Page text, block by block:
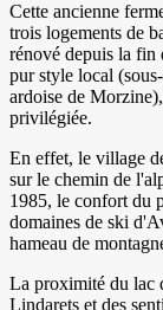
Cette ancienne
trois logements de
rénové depuis la fin
pur style local
ardoise de
privilégiée.
En effet, le village
sur le chemin de
1985, le confort du
domaines de ski
hameau de
La proximité du lac
Lindarets et des